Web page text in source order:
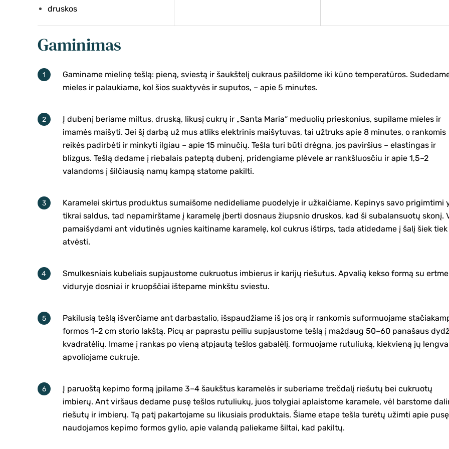
druskos
Gaminimas
Gaminame mielinę tešlą: pieną, sviestą ir šaukštelį cukraus pašildome iki kūno temperatūros.
mieles ir palaukiame, kol šios suaktyvės ir suputos, – apie 5 minutes.
Į dubenį beriame miltus, druską, likusį cukrų ir „Santa Maria“ meduolių prieskonius, supilame mieles ir
imamės maišyti. Jei šį darbą už mus atliks elektrinis maišytuvas, tai užtruks apie 8 minutes, o rankomis
reikės padirbėti ir minkyti ilgiau – apie 15 minučių. Tešla turi būti drėgna, jos paviršius – elastingas ir
blizgus. Tešlą dedame į riebalais pateptą dubenį, pridengiame plėvele ar rankšluosčiu ir apie 1,5–2
valandoms į šilčiausią namų kampą statome pakilti.
Karamelei skirtus produktus sumaišome nedideliame puodelyje ir užkaičiame. Kepinys savo prigimtimi
tikrai saldus, tad nepamirštame į karamelę įberti dosnaus žiupsnio druskos, kad ši subalansuotų skonį.
pamaišydami ant vidutinės ugnies kaitiname karamelę, kol cukrus ištirps, tada atidedame į šalį šiek tiek
atvėsti.
Smulkesniais kubeliais supjaustome cukruotus imbierus ir karijų riešutus. Apvalią kekso formą su ertme
viduryje dosniai ir kruopščiai ištepame minkštu sviestu.
Pakilusią tešlą išverčiame ant darbastalio, išspaudžiame iš jos orą ir rankomis suformuojame
formos 1–2 cm storio lakštą. Picų ar paprastu peiliu supjaustome tešlą į maždaug 50–60 panašaus
kvadratėlių. Imame į rankas po vieną atpjautą tešlos gabalėlį, formuojame rutuliuką, kiekvieną jų
apvoliojame cukruje.
Į paruoštą kepimo formą įpilame 3–4 šaukštus karamelės ir suberiame trečdalį riešutų bei cukruotų
imbierų. Ant viršaus dedame pusę tešlos rutuliukų, juos tolygiai aplaistome karamele, vėl barstome
riešutų ir imbierų. Tą patį pakartojame su likusiais produktais. Šiame etape tešla turėtų užimti apie pusę
naudojamos kepimo formos gylio, apie valandą paliekame šiltai, kad pakiltų.